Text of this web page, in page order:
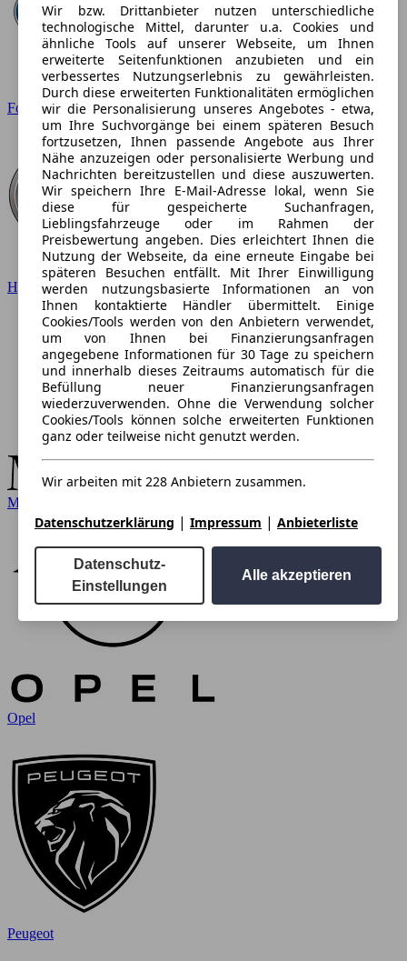
Ford
Hyundai
Mercedes-Benz
Opel
Peugeot
Wir bzw. Drittanbieter nutzen unterschiedliche
technologische Mittel, darunter u.a. Cookies und
ähnliche Tools auf unserer Webseite, um Ihnen
erweiterte Seitenfunktionen anzubieten und ein
verbessertes Nutzungserlebnis zu gewährleisten.
Durch diese erweiterten Funktionalitäten ermöglichen
wir die Personalisierung unseres Angebotes - etwa,
um Ihre Suchvorgänge bei einem späteren Besuch
fortzusetzen, Ihnen passende Angebote aus Ihrer
Nähe anzuzeigen oder personalisierte Werbung und
Nachrichten bereitzustellen und diese auszuwerten.
Wir speichern Ihre E-Mail-Adresse lokal, wenn Sie
diese für gespeicherte Suchanfragen,
Lieblingsfahrzeuge oder im Rahmen der
Preisbewertung angeben. Dies erleichtert Ihnen die
Nutzung der Webseite, da eine erneute Eingabe bei
späteren Besuchen entfällt. Mit Ihrer Einwilligung
werden nutzungsbasierte Informationen an von
Ihnen kontaktierte Händler übermittelt. Einige
Cookies/Tools werden von den Anbietern verwendet,
um von Ihnen bei Finanzierungsanfragen
angegebene Informationen für 30 Tage zu speichern
und innerhalb dieses Zeitraums automatisch für die
Befüllung neuer Finanzierungsanfragen
wiederzuverwenden. Ohne die Verwendung solcher
Cookies/Tools können solche erweiterten Funktionen
ganz oder teilweise nicht genutzt werden.
Wir arbeiten mit 228 Anbietern zusammen.
Datenschutzerklärung | Impressum | Anbieterliste
Datenschutz-
Einstellungen
Alle akzeptieren